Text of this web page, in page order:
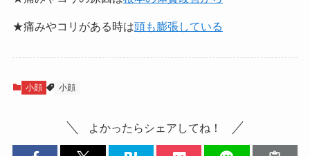
★痛みやコリがある時は頭も膨張している
小顔 小顔
よかったらシェアしてね！